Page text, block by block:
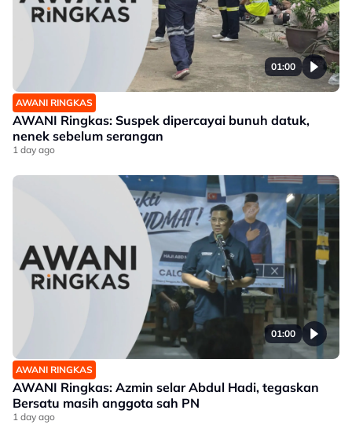
01:00
AWANI RINGKAS
AWANI Ringkas: Suspek dipercayai bunuh datuk,
nenek sebelum serangan
1 day ago
01:00
AWANI RINGKAS
AWANI Ringkas: Azmin selar Abdul Hadi, tegaskan
Bersatu masih anggota sah PN
1 day ago